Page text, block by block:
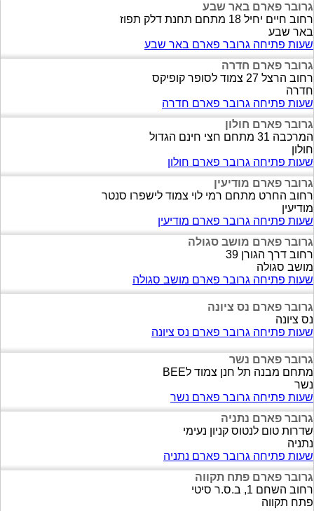
גרובר פארם באר שבע
רחוב חיים יחיל 18 מתחם תחנת דלק תפוז
באר שבע
שעות פתיחה גרובר פארם באר שבע
גרובר פארם חדרה
רחוב הרצל 27 צמוד לסופר קופיקס
חדרה
שעות פתיחה גרובר פארם חדרה
גרובר פארם חולון
המרכבה 31 מתחם חצי חינם הגדול
חולון
שעות פתיחה גרובר פארם חולון
גרובר פארם מודיעין
רחוב החרט מתחם רמי לוי צמוד לישפרו סנטר
מודיעין
שעות פתיחה גרובר פארם מודיעין
גרובר פארם מושב סגולה
רחוב דרך הגורן 39
מושב סגולה
שעות פתיחה גרובר פארם מושב סגולה
גרובר פארם נס ציונה
נס ציונה
שעות פתיחה גרובר פארם נס ציונה
גרובר פארם נשר
מתחם מבנה תל חנן צמוד לBEE
נשר
שעות פתיחה גרובר פארם נשר
גרובר פארם נתניה
שדרות טום לנטוס קניון נעימי
נתניה
שעות פתיחה גרובר פארם נתניה
גרובר פארם פתח תקווה
רחוב השחם 1, ב.ס.ר סיטי
פתח תקווה